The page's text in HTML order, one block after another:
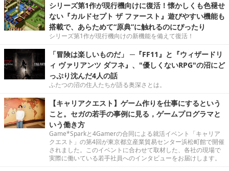
シリーズ第1作が現行機向けに復活！懐かしくも色褪せ
ない『カルドセプト ザ ファースト』遊びやすい機能も
搭載で、あらためて“原典”に触れるのにぴったり
シリーズ第1作が現行機向けの新機能を備えて復活！
「冒険は楽しいものだ」 ─『FF11』と『ウィザードリ
ィ ヴァリアンツ ダフネ』、"優しくないRPG"の沼にど
っぷり沈んだ4人の話
ふたつの沼の住人たちが語る奥深さとは。
【キャリアクエスト】ゲーム作りを仕事にするという
こと。セガの若手の事例に見る，ゲームプログラマと
いう働き方
Game*Sparkと4Gamerの合同による就活イベント「キャリア
クエスト」の第4回が東京都立産業貿易センター浜松町館で開催
されました。このイベントに合わせて取材した、各社の現場で
実際に働いている若手社員へのインタビューをお届けします。